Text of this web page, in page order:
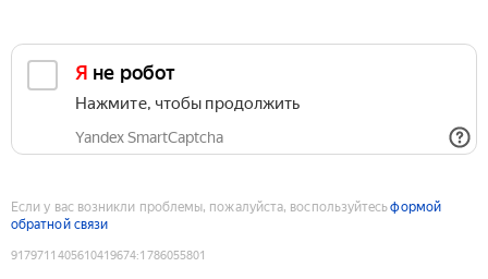
Я не робот
Нажмите, чтобы продолжить
Yandex SmartCaptcha
Если у вас возникли проблемы, пожалуйста, воспользуйтесьформой
обратной связи
9179711405610419674:1786055801